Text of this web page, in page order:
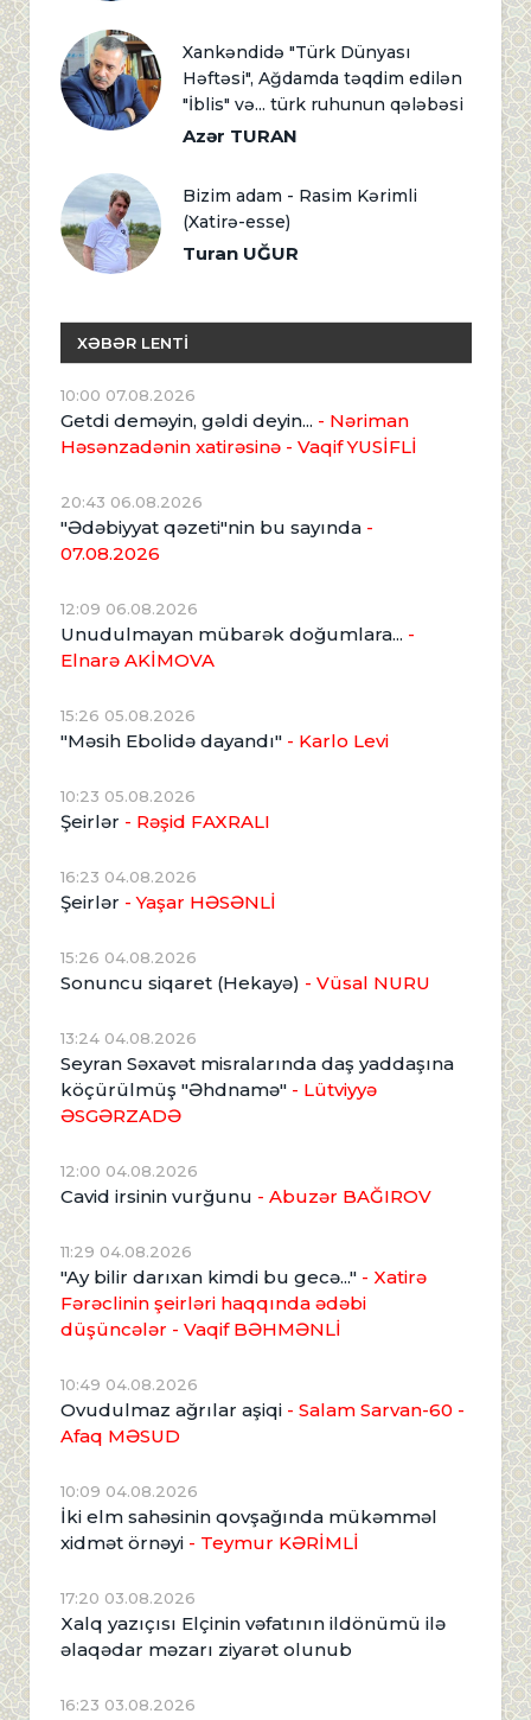
Xankəndidə "Türk Dünyası
Həftəsi", Ağdamda təqdim edilən
"İblis" və... türk ruhunun qələbəsi
Azər TURAN
Bizim adam - Rasim Kərimli
(Xatirə-esse)
Turan UĞUR
XƏBƏR LENTİ
10:00 07.08.2026
Getdi deməyin, gəldi deyin... - Nəriman
Həsənzadənin xatirəsinə - Vaqif YUSİFLİ
20:43 06.08.2026
"Ədəbiyyat qəzeti"nin bu sayında -
07.08.2026
12:09 06.08.2026
Unudulmayan mübarək doğumlara... -
Elnarə AKİMOVA
15:26 05.08.2026
"Məsih Ebolidə dayandı" - Karlo Levi
10:23 05.08.2026
Şeirlər - Rəşid FAXRALI
16:23 04.08.2026
Şeirlər - Yaşar HƏSƏNLİ
15:26 04.08.2026
Sonuncu siqaret (Hekayə) - Vüsal NURU
13:24 04.08.2026
Seyran Səxavət misralarında daş yaddaşına
köçürülmüş "Əhdnamə" - Lütviyyə
ƏSGƏRZADƏ
12:00 04.08.2026
Cavid irsinin vurğunu - Abuzər BAĞIROV
11:29 04.08.2026
"Ay bilir darıxan kimdi bu gecə..." - Xatirə
Fərəclinin şeirləri haqqında ədəbi
düşüncələr - Vaqif BƏHMƏNLİ
10:49 04.08.2026
Ovudulmaz ağrılar aşiqi - Salam Sarvan-60 -
Afaq MƏSUD
10:09 04.08.2026
İki elm sahəsinin qovşağında mükəmməl
xidmət örnəyi - Teymur KƏRİMLİ
17:20 03.08.2026
Xalq yazıçısı Elçinin vəfatının ildönümü ilə
əlaqədar məzarı ziyarət olunub
16:23 03.08.2026